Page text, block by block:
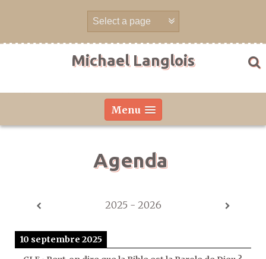
Michael Langlois
Menu
Agenda
2025 - 2026
10 septembre 2025